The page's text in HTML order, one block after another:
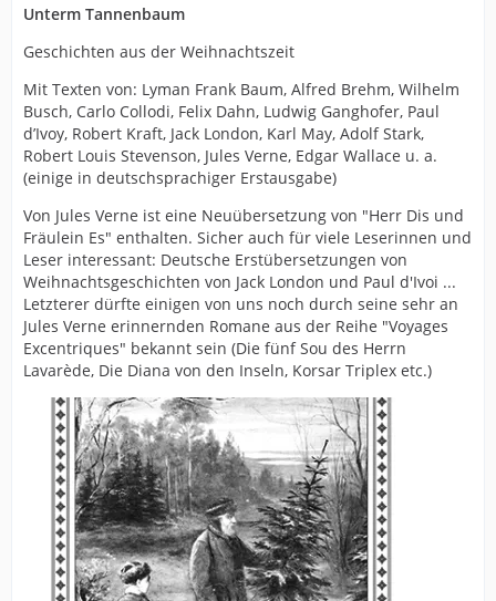
Unterm Tannenbaum
Geschichten aus der Weihnachtszeit
Mit Texten von: Lyman Frank Baum, Alfred Brehm, Wilhelm
Busch, Carlo Collodi, Felix Dahn, Ludwig Ganghofer, Paul
d’Ivoy, Robert Kraft, Jack London, Karl May, Adolf Stark,
Robert Louis Stevenson, Jules Verne, Edgar Wallace u. a.
(einige in deutschsprachiger Erstausgabe)
Von Jules Verne ist eine Neuübersetzung von "Herr Dis und
Fräulein Es" enthalten. Sicher auch für viele Leserinnen und
Leser interessant: Deutsche Erstübersetzungen von
Weihnachtsgeschichten von Jack London und Paul d'Ivoi ...
Letzterer dürfte einigen von uns noch durch seine sehr an
Jules Verne erinnernden Romane aus der Reihe "Voyages
Excentriques" bekannt sein (Die fünf Sou des Herrn
Lavarède, Die Diana von den Inseln, Korsar Triplex etc.)